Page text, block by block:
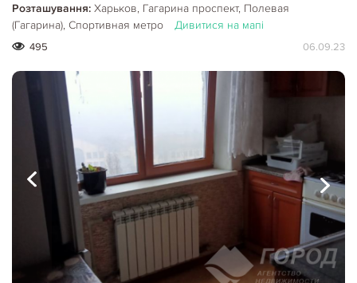
Розташування: Харьков, Гагарина проспект, Полевая
(Гагарина), Спортивная метро
Дивитися на мапі
495 06.09.23